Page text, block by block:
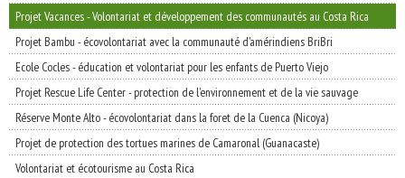
Projet Vacances - Volontariat et développement des communautés au Costa Rica
Projet Bambu - écovolontariat avec la communauté d'amérindiens BriBri
Ecole Cocles - éducation et volontariat pour les enfants de Puerto Viejo
Projet Rescue Life Center - protection de l'environnement et de la vie sauvage
Réserve Monte Alto - écovolontariat dans la foret de la Cuenca (Nicoya)
Projet de protection des tortues marines de Camaronal (Guanacaste)
Volontariat et écotourisme au Costa Rica